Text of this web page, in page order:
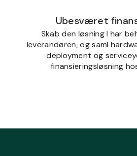
Ubesværet
Skab den løsning I har
leverandøren, og saml
deployment og
finansieringsløsning